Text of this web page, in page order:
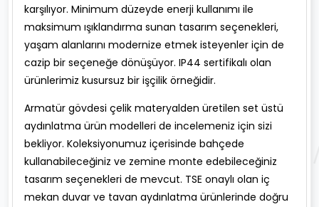
karşılıyor. Minimum düzeyde enerji kullanımı ile
maksimum ışıklandırma sunan tasarım seçenekleri,
yaşam alanlarını modernize etmek isteyenler için de
cazip bir seçeneğe dönüşüyor. IP44 sertifikalı olan
ürünlerimiz kusursuz bir işçilik örneğidir.
Armatür gövdesi çelik materyalden üretilen set üstü
aydınlatma ürün modelleri de incelemeniz için sizi
bekliyor. Koleksiyonumuz içerisinde bahçede
kullanabileceğiniz ve zemine monte edebileceğiniz
tasarım seçenekleri de mevcut. TSE onaylı olan iç
mekan duvar ve tavan aydınlatma ürünlerinde doğru